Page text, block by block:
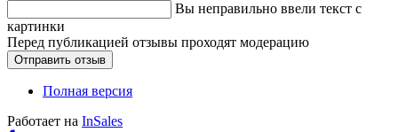
Вы неправильно ввели текст с
картинки
Перед публикацией отзывы проходят модерацию
Полная версия
Работает на InSales